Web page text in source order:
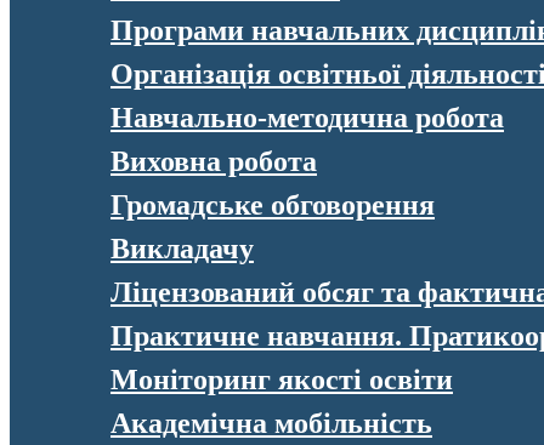
Програми навчальних
Організація освітньої
Навчально-методична робота
Виховна робота
Громадське обговорення
Викладачу
Ліцензований обсяг та
Практичне навчання.
Моніторинг якості освіти
Академічна мобільність